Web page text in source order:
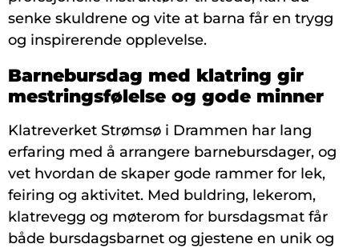
senke skuldrene og vite at barna får en trygg
og inspirerende opplevelse.
Barnebursdag med klatring gir
mestringsfølelse og gode minner
Klatreverket Strømsø i Drammen har lang
erfaring med å arrangere barnebursdager, og
vet hvordan de skaper gode rammer for lek,
feiring og aktivitet. Med buldring, lekerom,
klatrevegg og møterom for bursdagsmat får
både bursdagsbarnet og gjestene en unik og